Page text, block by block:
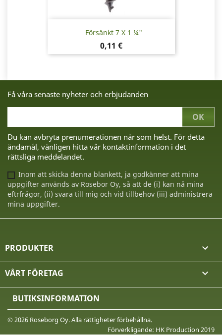
Försänkt 7 X 1 ¼"
Pris
0,11 €
Få våra senaste nyheter och erbjudanden
Du kan avbryta prenumerationen när som helst. För detta
ändamål, vänligen hitta vår kontaktinformation i det
rättsliga meddelandet.
Inom att skicka denna blankett, ja godkänner att mina
uppgifter används av Rosebor Oy, så att de (i) kan nå mina
eftrfrågor, (ii) svara till mig och vid tillbehov (iii) administrera
mina uppgifter.
PRODUKTER 
VÅRT FÖRETAG 
BUTIKSINFORMATION
© 2026 Roseborg Oy. Alla rättigheter förbehållna.
Förverkligande: HK Production 2019